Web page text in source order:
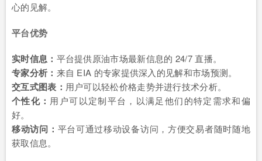
心的见解。
平台优势
实时信息： 平台提供原油市场最新信息的 24/7 直播。
专家分析： 来自 EIA 的专家提供深入的见解和市场预测。
交互式图表： 用户可以轻松价格走势并进行技术分析。
个性化： 用户可以定制平台，以满足他们的特定需求和偏
好。
移动访问： 平台可通过移动设备访问，方便交易者随时随地
获取信息。